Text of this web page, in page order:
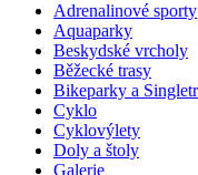
Adrenalinové sporty
Aquaparky
Beskydské vrcholy
Běžecké trasy
Bikeparky a
Cyklo
Cyklovýlety
Doly a štoly
Galerie